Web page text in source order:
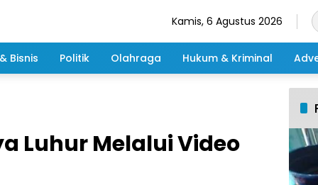
Kamis, 6 Agustus 2026
Bisnis Politik Olahraga Hukum & Kriminal
Luhur Melalui Video